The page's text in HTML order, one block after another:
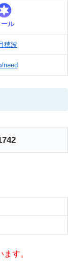
ール
穂波
need
す。